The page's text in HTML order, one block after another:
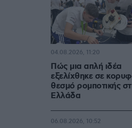
Πώς μια απλή ιδέα
εξελίχθηκε σε
θεσμό ρομποτικής
Ελλάδα
04.08.2026, 11:20
06.08.2026, 10:52